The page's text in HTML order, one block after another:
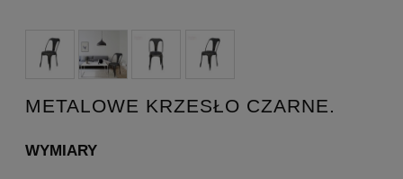
METALOWE KRZESŁO CZARNE.
WYMIARY